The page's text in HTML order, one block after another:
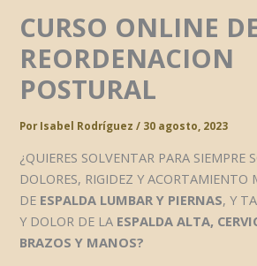
CURSO ONLINE
REORDENACION
POSTURAL
PorIsabel Rodríguez/ 30 agosto, 2023
¿QUIERES SOLVENTAR PARA SIEMPRE
DOLORES, RIGIDEZ Y ACORTAMIENTO
DE ESPALDA LUMBAR Y PIERNAS, Y
Y DOLOR DE LA ESPALDA ALTA,
BRAZOS Y MANOS?